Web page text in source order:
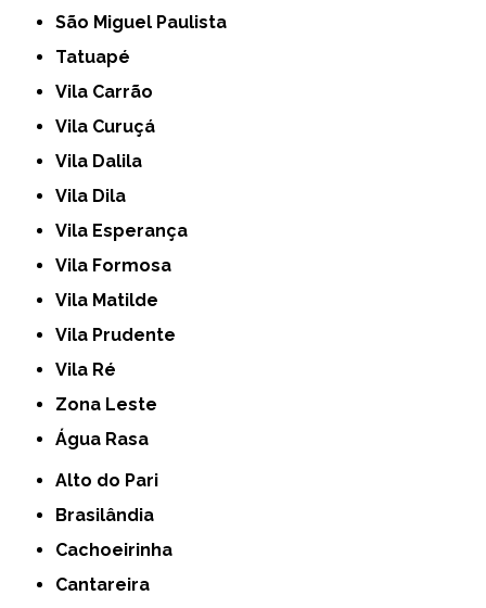
São Miguel Paulista
Tatuapé
Vila Carrão
Vila Curuçá
Vila Dalila
Vila Dila
Vila Esperança
Vila Formosa
Vila Matilde
Vila Prudente
Vila Ré
Zona Leste
Água Rasa
Alto do Pari
Brasilândia
Cachoeirinha
Cantareira